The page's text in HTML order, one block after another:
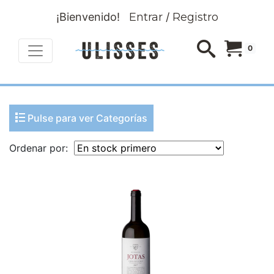
¡Bienvenido! Entrar/ Registro
0
Pulse para ver Categorías
Ordenar por: